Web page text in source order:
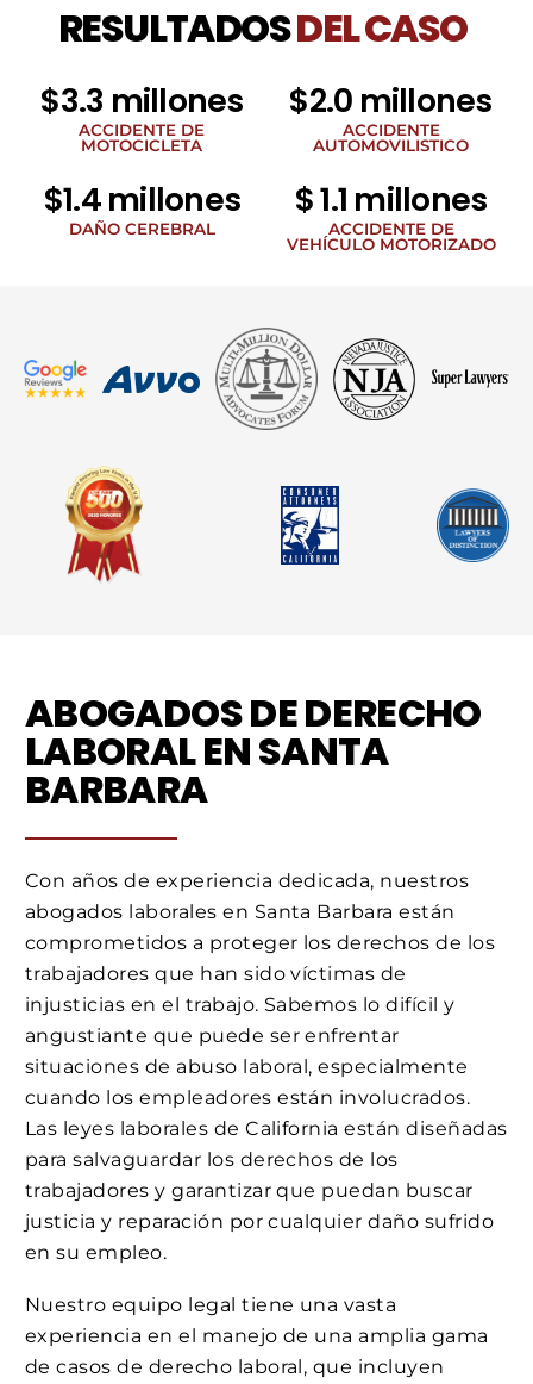
RESULTADOSDEL CASO
$3.3 millones
ACCIDENTE DE
MOTOCICLETA
$2.0 millones
ACCIDENTE
AUTOMOVILISTICO
$1.4 millones
DAÑO CEREBRAL
$ 1.1 millones
ACCIDENTE DE
VEHÍCULO MOTORIZADO
ABOGADOS DE DERECHO
LABORAL EN SANTA
BARBARA
Con años de experiencia dedicada, nuestros
abogados laborales en Santa Barbara están
comprometidos a proteger los derechos de los
trabajadores que han sido víctimas de
injusticias en el trabajo. Sabemos lo difícil y
angustiante que puede ser enfrentar
situaciones de abuso laboral, especialmente
cuando los empleadores están involucrados.
Las leyes laborales de California están diseñadas
para salvaguardar los derechos de los
trabajadores y garantizar que puedan buscar
justicia y reparación por cualquier daño sufrido
en su empleo.
Nuestro equipo legal tiene una vasta
experiencia en el manejo de una amplia gama
de casos de derecho laboral, que incluyen